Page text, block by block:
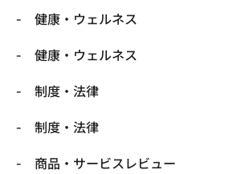
健康・ウェルネス
健康・ウェルネス
制度・法律
制度・法律
商品・サービスレビュー